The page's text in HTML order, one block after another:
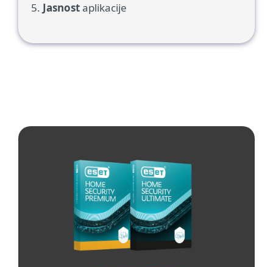
Jasnostaplikacije